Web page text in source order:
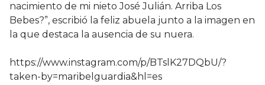
nacimiento de mi nieto José Julián. Arriba Los
Bebes‬?”, escribió la feliz abuela junto a la imagen en
la que destaca la ausencia de su nuera.
https://www.instagram.com/p/BTslK27DQbU/?
taken-by=maribelguardia&hl=es